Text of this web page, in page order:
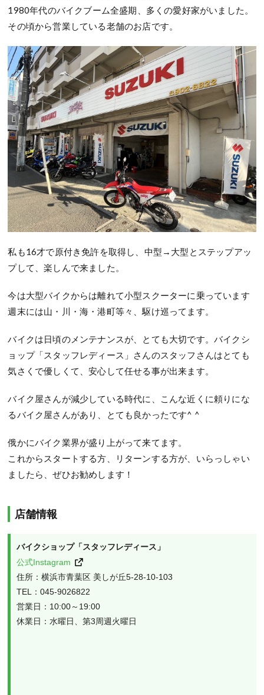
1980年代のバイクブーム全盛期、多くの愛好家がいました。
その頃から営業している老舗のお店です。
私も16才で原付き免許を取得し、中型→大型とステップアッ
プして、楽しんで来ました。
今は大型バイクからは離れて小型スクーターに乗っています
週末には山・川・海・港町等々、駆け巡ってます。
バイクは日頃のメンテナンスが、とても大切です。バイクシ
ョップ「スタッフレディース」さんのスタッフさんはとても
気さくで優しくて、安心して任せる事が出来ます。
バイク屋さんが減少している時代に、こんな近くに頼りにな
るバイク屋さんがあり、とても良かったです^ ^
俄かにバイク業界が盛り上がって来てます。
これからスタートする方、リターンする方が、いらっしゃい
ましたら、ぜひお勧めします！
店舗情報
公式Instagram
住所：横浜市青葉区 美しが丘5-28-10-103
TEL：045-9026822
営業日：10:00～19:00